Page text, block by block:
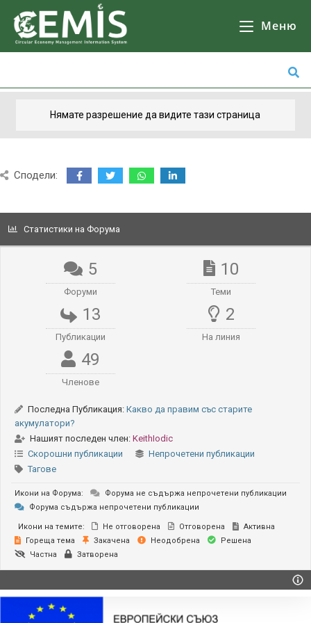
Меню
Нямате разрешение да видите тази страница
Сподели:
Статистики на Форума
5
Форуми
10
Теми
13
Публикации
2
На линия
49
Членове
Последна Публикация: Какво да правим със старите
акумулатори?
Нашият последен член: KeithIodic
Скорошни публикации
Непрочетени публикации
Тагове
Икони на Форума:
Форума не съдържа непрочетени публикации
Форума съдържа непрочетени публикации
Икони на темите: Не отговорена Отговорена
Активна
Гореща тема
Закачена Неодобрена
Решена
Частна
Затворена